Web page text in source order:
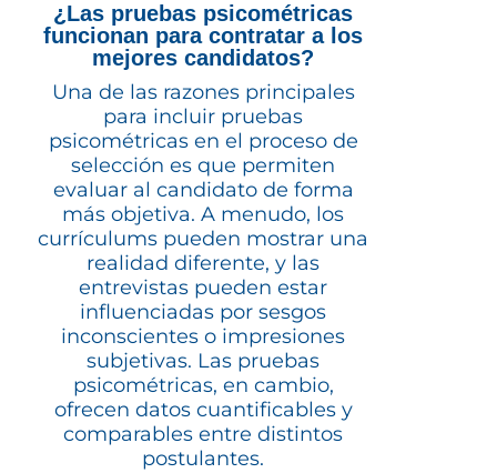
¿Las pruebas psicométricas
funcionan para contratar a los
mejores candidatos?
Una de las razones principales
para incluir pruebas
psicométricas en el proceso de
selección es que permiten
evaluar al candidato de forma
más objetiva. A menudo, los
currículums pueden mostrar una
realidad diferente, y las
entrevistas pueden estar
influenciadas por sesgos
inconscientes o impresiones
subjetivas. Las pruebas
psicométricas, en cambio,
ofrecen datos cuantificables y
comparables entre distintos
postulantes.